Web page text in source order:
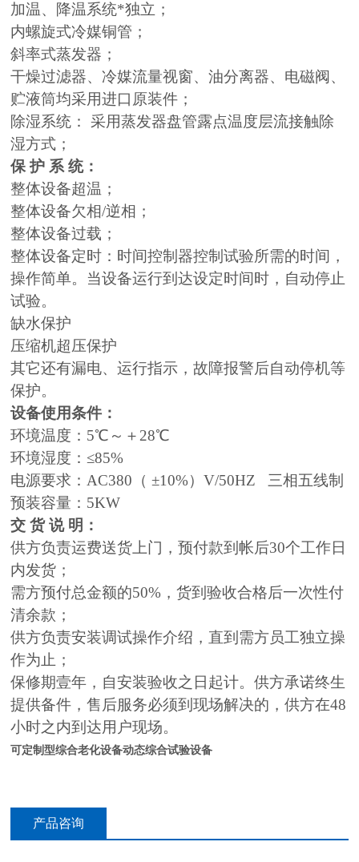
加温、降温系统*独立；
内螺旋式冷媒铜管；
斜率式蒸发器；
干燥过滤器、冷媒流量视窗、油分离器、电磁阀、
贮液筒均采用进口原装件；
除湿系统： 采用蒸发器盘管露点温度层流接触除
湿方式；
保 护 系 统：
整体设备超温；
整体设备欠相/逆相；
整体设备过载；
整体设备定时：时间控制器控制试验所需的时间，
操作简单。当设备运行到达设定时间时，自动停止
试验。
缺水保护
压缩机超压保护
其它还有漏电、运行指示，故障报警后自动停机等
保护。
设备使用条件：
环境温度：5℃～＋28℃
环境湿度：≤85%
电源要求：AC380（ ±10%）V/50HZ 三相五线制
预装容量：5KW
交 货 说 明：
供方负责运费送货上门，预付款到帐后30个工作日
内发货；
需方预付总金额的50%，货到验收合格后一次性付
清余款；
供方负责安装调试操作介绍，直到需方员工独立操
作为止；
保修期壹年，自安装验收之日起计。供方承诺终生
提供备件，售后服务必须到现场解决的，供方在48
小时之内到达用户现场。
可定制型综合老化设备动态综合试验设备
产品咨询